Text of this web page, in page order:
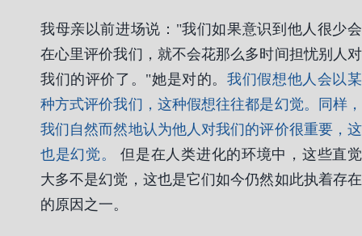
我母亲以前进场说："我们如果意识到他人很少会
在心里评价我们，就不会花那么多时间担忧别人对
我们的评价了。"她是对的。我们假想他人会以某
种方式评价我们，这种假想往往都是幻觉。同样，
我们自然而然地认为他人对我们的评价很重要，这
也是幻觉。
但是在人类进化的环境中，这些直觉
大多不是幻觉，这也是它们如今仍然如此执着存在
的原因之一。